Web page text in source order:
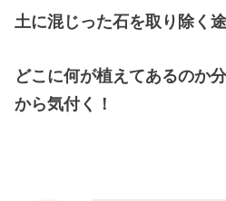
土に混じった石を取り除く
どこに何が植えてあるのか
から気付く！